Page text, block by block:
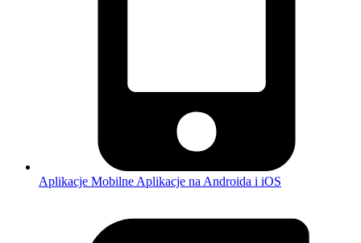
Aplikacje Mobilne Aplikacje na Androida i iOS